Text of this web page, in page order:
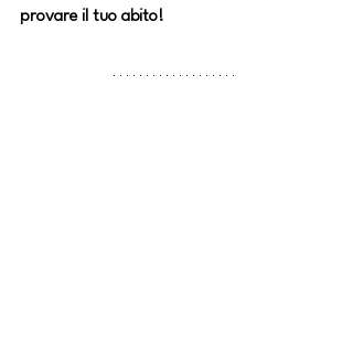
provare il tuo abito!